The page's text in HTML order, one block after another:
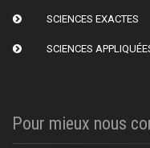
SCIENCES EXACTES
SCIENCES
Pour mieux nous